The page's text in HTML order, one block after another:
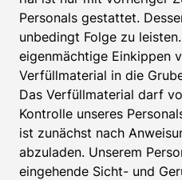
Personals gestattet.
unbedingt Folge zu
eigenmächtige Einkippen
Verfüllmaterial in die
Das Verfüllmaterial darf
Kontrolle unseres
ist zunächst nach
abzuladen. Unserem
eingehende Sicht- und